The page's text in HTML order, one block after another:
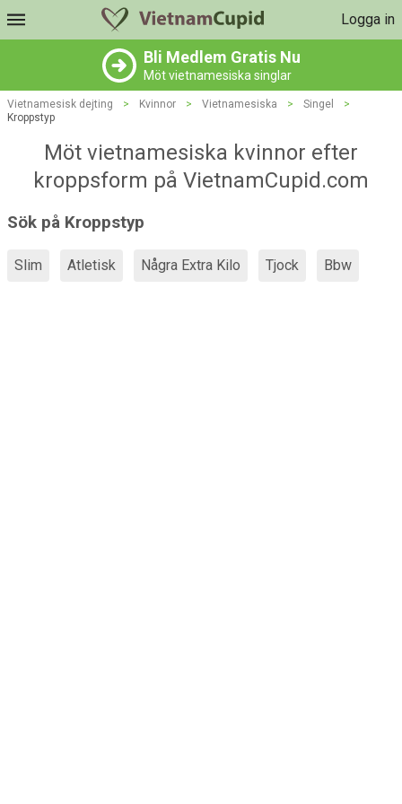
Logga in
Bli Medlem Gratis Nu
Möt vietnamesiska singlar
Vietnamesisk dejting > Kvinnor > Vietnamesiska > Singel
>
Kroppstyp
Möt vietnamesiska kvinnor efter
kroppsform på VietnamCupid.com
Sök på Kroppstyp
Slim Atletisk Några Extra Kilo Tjock Bbw